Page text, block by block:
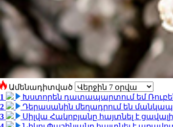
Ամենադիտված
1
Խստորեն դատապարտում եմ Ռուբեն
2
Դերասանին մեղադրում են
3
Սիլվա Հակոբյանը հայտնել է